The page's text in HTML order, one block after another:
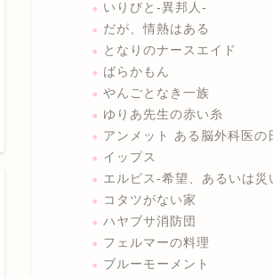
いりびと-異邦人-
だが、情熱はある
となりのナースエイド
ばらかもん
やんごとなき一族
ゆりあ先生の赤い糸
アンメット ある脳外科医の
イップス
エルピス-希望、あるいは災
コタツがない家
ハヤブサ消防団
フェルマーの料理
ブルーモーメント